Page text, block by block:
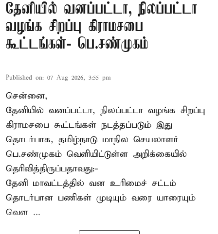
தேனியில் வனப்பட்டா, நிலப்பட்டா
வழங்க சிறப்பு கிராமசபை
கூட்டங்கள்- பெ.சண்முகம்
Published on: 07 Aug 2026, 3:55 pm
சென்னை,
தேனியில் வனப்பட்டா, நிலப்பட்டா வழங்க சிறப்பு
கிராமசபை கூட்டங்கள் நடத்தப்படும் இது
தொடர்பாக, தமிழ்நாடு மாநில செயலாளர்
பெ.சண்முகம் வெளியிட்டுள்ள அறிக்கையில்
தெரிவித்திருப்பதாவது:-
தேனி மாவட்டத்தில் வன உரிமைச் சட்டம்
தொடர்பான பணிகள் முடியும் வரை யாரையும்
வெள ...